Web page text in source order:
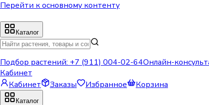
Перейти к основному контенту
Каталог
Подбор растений: +7 (911) 004-02-64Онлайн-
Кабинет
Кабинет
Заказы Избранное Корзина
Каталог